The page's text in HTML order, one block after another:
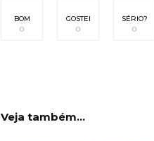
BOM
0
GOSTEI
0
SÉRIO?
0
Veja também...